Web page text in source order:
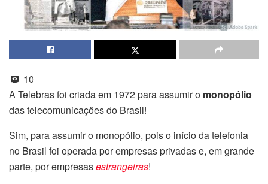
10
A Telebras foi criada em 1972 para assumir o monopólio
das telecomunicações do Brasil!
Sim, para assumir o monopólio, pois o início da telefonia
no Brasil foi operada por empresas privadas e, em grande
parte, por empresasestrangeiras!